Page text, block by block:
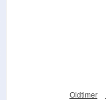
Oldtimer